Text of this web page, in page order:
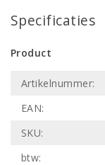
Specificaties
Product
Artikelnummer:
EAN:
SKU:
btw: